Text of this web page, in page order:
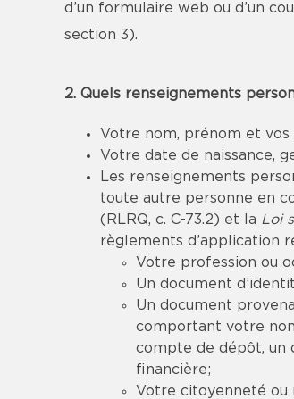
d’un formulaire web ou d’un
section 3).
2. Quels renseignements
Votre nom, prénom et vos
Votre date de naissance,
Les renseignements
toute autre personne en
(RLRQ, c. C-73.2) et la Loi
règlements d’application
Votre profession ou
Un document
Un document
comportant votre
compte de dépôt, un
financière;
Votre citoyenneté ou